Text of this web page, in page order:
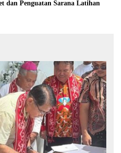
dan Penguatan Sarana Latihan